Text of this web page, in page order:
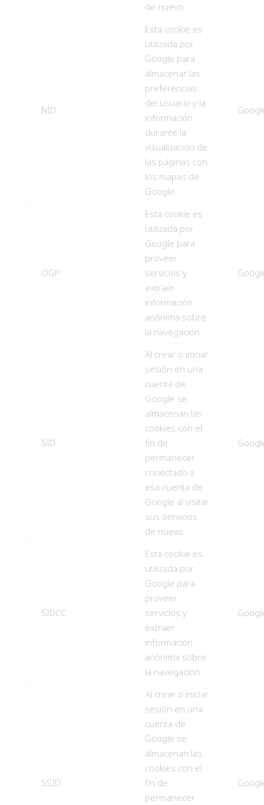
de nuevo.
NID
Esta cookie es
utilizada por
Google para
almacenar las
preferencias
del usuario y la
información
durante la
visualización de
las páginas con
los mapas de
Google.
OGP
Esta cookie es
utilizada por
Google para
proveer
servicios y
extraer
información
anónima sobre
la navegación.
SID
Al crear o iniciar
sesión en una
cuenta de
Google se
almacenan las
cookies con el
fin de
permanecer
conectado a
esa cuenta de
Google al visitar
sus servicios
de nuevo.
SIDCC
Esta cookie es
utilizada por
Google para
proveer
servicios y
extraer
información
anónima sobre
la navegación.
SSID
Al crear o iniciar
sesión en una
cuenta de
Google se
almacenan las
cookies con el
fin de
permanecer